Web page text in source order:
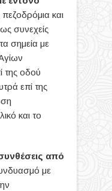
και
συνεχείς
σημεία με
οδού
επί της
και το
από
με